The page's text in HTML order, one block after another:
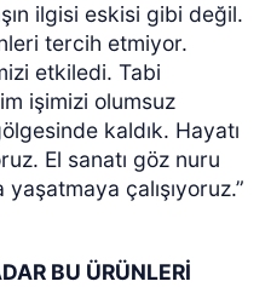
ilgisi eskisi gibi değil.
tercih etmiyor.
etkiledi. Tabi
işimizi olumsuz
kaldık. Hayatı
El sanatı göz nuru
çalışıyoruz.”
BU ÜRÜNLERİ